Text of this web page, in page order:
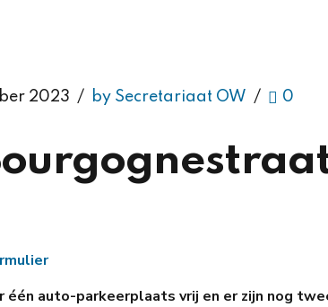
2023 by Secretariaat OW 0
één auto-parkeerplaats vrij en er zijn nog